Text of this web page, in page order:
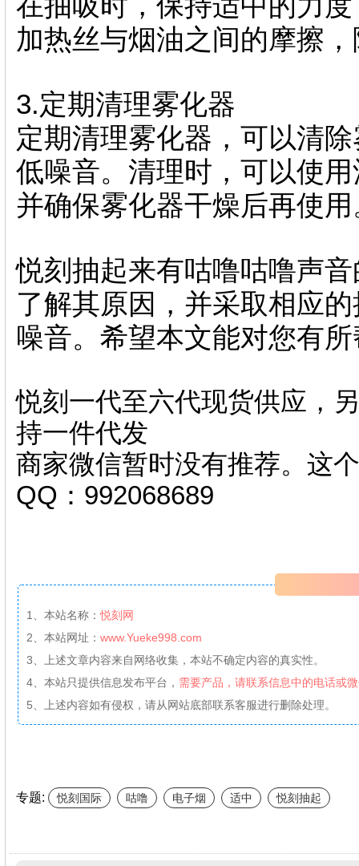
加热丝与烟油之间的摩擦
3.定期清理雾化器
定期清理雾化器，可以清
低噪音。清理时，可以使
并确保雾化器干燥后再使用
悦刻抽起来有咕噜咕噜声
了解其原因，并采取相应
噪音。希望本文能对您有
悦刻一代至六代现货供应，
持一件代发
商家微信暂时没有推荐。这
QQ：992068689
1、本站名称：悦刻网
2、本站网址： www.Yueke998.com
3、上述文章内容来自网络收集，本站不确定内容的真实性。
4、本站只提供信息发布平台， 需要产品，请联系信息中的电话或
5、上述内容如有侵权，请从网站底部联系客服进行删除处理。
专题: 悦刻国际 咕噜 电子烟 适中 悦刻抽起